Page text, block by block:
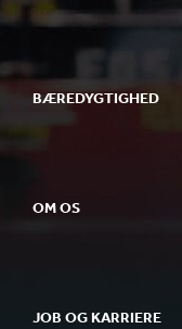
BÆREDYGTIGHED
OM OS
JOB OG KARRIERE